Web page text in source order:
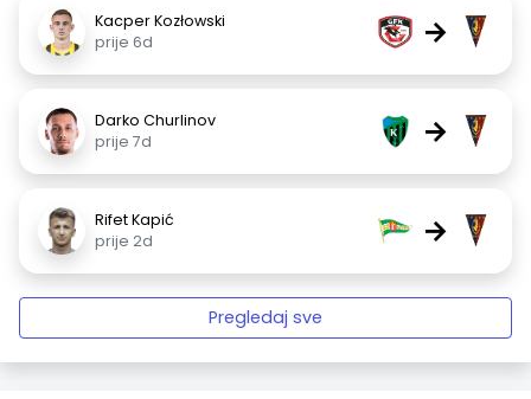
Kacper Kozłowski
prije 6d
→
Darko Churlinov
prije 7d
→
Rifet Kapić
prije 2d
→
Pregledaj sve